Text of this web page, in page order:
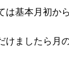
は基本月初か
ましたら月